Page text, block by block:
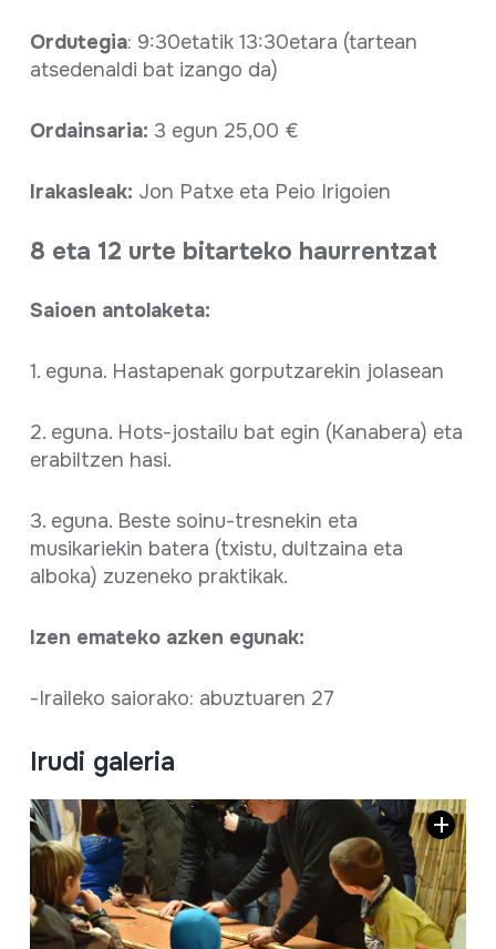
Ordutegia: 9:30etatik 13:30etara (tartean
atsedenaldi bat izango da)
Ordainsaria: 3 egun 25,00 €
Irakasleak: Jon Patxe eta Peio Irigoien
8 eta 12 urte bitarteko haurrentzat
Saioen antolaketa:
1. eguna. Hastapenak gorputzarekin jolasean
2. eguna. Hots-jostailu bat egin (Kanabera) eta
erabiltzen hasi.
3. eguna. Beste soinu-tresnekin eta
musikariekin batera (txistu, dultzaina eta
alboka) zuzeneko praktikak.
Izen emateko azken egunak:
-Iraileko saiorako: abuztuaren 27
Irudi galeria